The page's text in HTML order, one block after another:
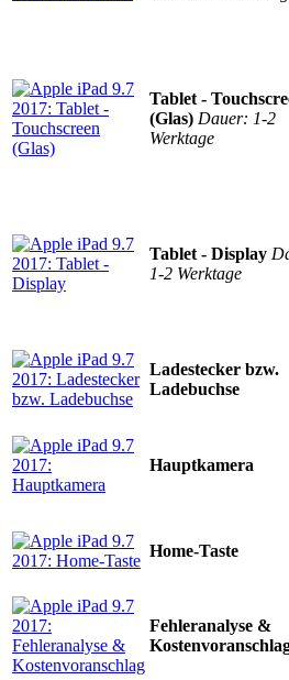
Tablet -
(Glas) Dauer: 1-2
Werktage
Tablet - Display
1-2 Werktage
Ladestecker bzw.
Ladebuchse
Hauptkamera
Home-Taste
Fehleranalyse &